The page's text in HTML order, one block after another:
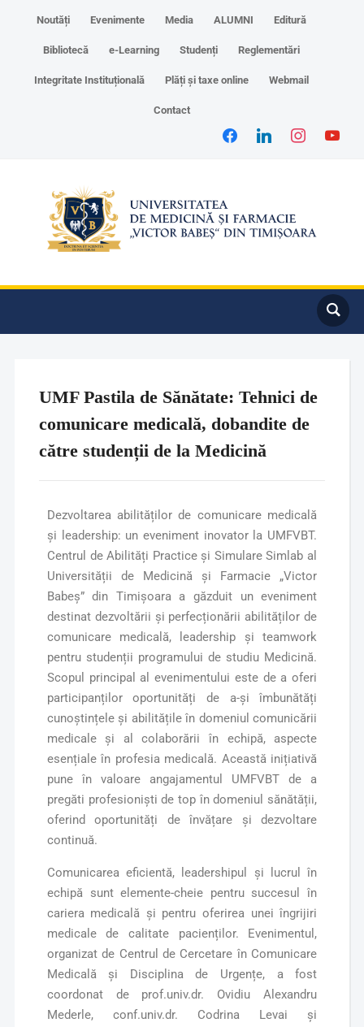
Noutăți Evenimente Media ALUMNI Editură
Bibliotecă e-Learning Studenți Reglementări
Integritate Instituțională Plăți și taxe online Webmail
Contact
UMF Pastila de Sănătate: Tehnici de
comunicare medicală, dobandite de
către studenții de la Medicină
Dezvoltarea abilităților de comunicare medicală
și leadership: un eveniment inovator la UMFVBT.
Centrul de Abilități Practice și Simulare Simlab al
Universității de Medicină și Farmacie „Victor
Babeș” din Timișoara a găzduit un eveniment
destinat dezvoltării și perfecționării abilităților de
comunicare medicală, leadership și teamwork
pentru studenții programului de studiu Medicină.
Scopul principal al evenimentului este de a oferi
participanților oportunități de a-și îmbunătăți
cunoștințele și abilitățile în domeniul comunicării
medicale și al colaborării în echipă, aspecte
esențiale în profesia medicală. Această inițiativă
pune în valoare angajamentul UMFVBT de a
pregăti profesioniști de top în domeniul sănătății,
oferind oportunități de învățare și dezvoltare
continuă.
Comunicarea eficientă, leadershipul și lucrul în
echipă sunt elemente-cheie pentru succesul în
cariera medicală și pentru oferirea unei îngrijiri
medicale de calitate pacienților. Evenimentul,
organizat de Centrul de Cercetare în Comunicare
Medicală și Disciplina de Urgențe, a fost
coordonat de prof.univ.dr. Ovidiu Alexandru
Mederle, conf.univ.dr. Codrina Levai și